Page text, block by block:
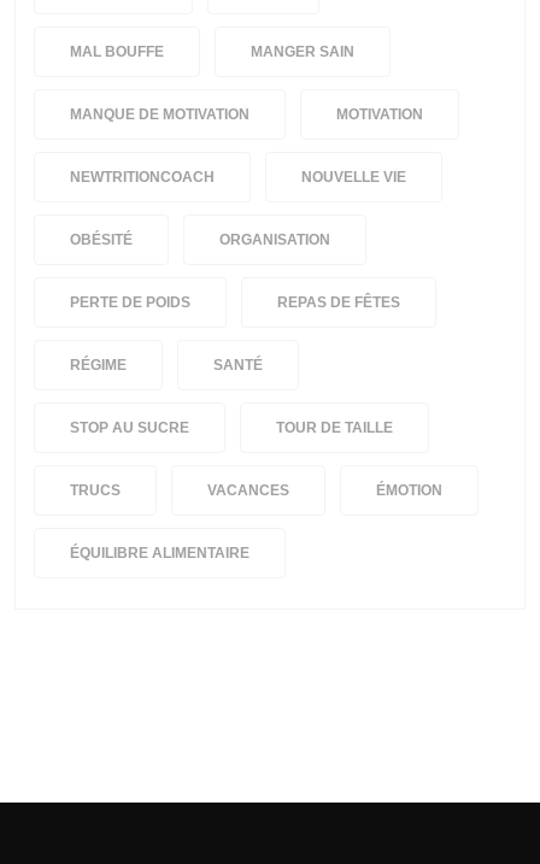
MAL BOUFFE MANGER SAIN
MANQUE DE MOTIVATION MOTIVATION
NEWTRITIONCOACH NOUVELLE VIE
OBÉSITÉ ORGANISATION
PERTE DE POIDS REPAS DE FÊTES
RÉGIME SANTÉ
STOP AU SUCRE TOUR DE TAILLE
TRUCS VACANCES ÉMOTION
ÉQUILIBRE ALIMENTAIRE